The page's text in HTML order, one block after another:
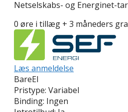
Netselskabs- og Energinet-
0 øre i tillæg + 3 måneders
Læs anmeldelse
BareEl
Pristype: Variabel
Binding: Ingen